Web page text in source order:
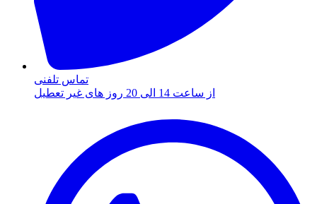
تماس تلفنی
از ساعت 14 الی 20 روز های غیر تعطیل